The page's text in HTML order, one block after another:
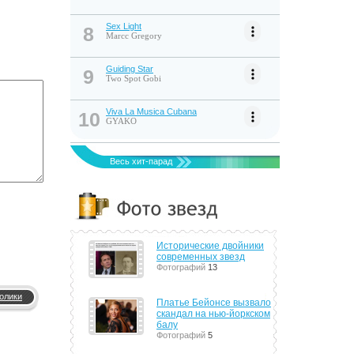
8
Sex Light
Marcc Gregory
9
Guiding Star
Two Spot Gobi
10
Viva La Musica Cubana
GYAKO
Весь хит-парад
Исторические двойники
современных звезд
Фотографий 13
Платье Бейонсе вызвало
скандал на нью-йоркском
балу
Фотографий 5